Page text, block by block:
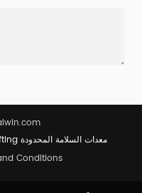
حقوق الطبع والنشر © 2025 Winnerlifting معدات السلامة المحدودة
Conditions